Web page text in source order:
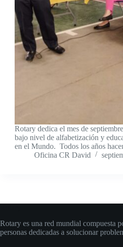
Rotary dedica el mes de
bajo nivel de alfabetización y
en el Mundo. Todos los años
Oficina CR David
Rotary es una red mundial compuesta
personas dedicadas a solucionar